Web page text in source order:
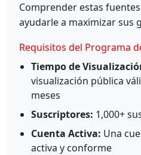
Comprender estas
ayudarle a maximizar sus
Requisitos del Programa
Tiempo de
visualización pública
meses
Suscriptores: 1,000+
Cuenta Activa: Una
activa y conforme